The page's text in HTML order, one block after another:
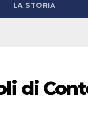
LA STORIA
di